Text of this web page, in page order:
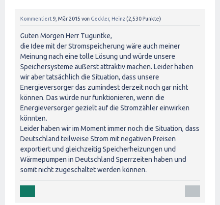
Kommentiert 9, Mär 2015 von Geckler, Heinz (2,530 Punkte)
Guten Morgen Herr Tuguntke,
die Idee mit der Stromspeicherung wäre auch meiner
Meinung nach eine tolle Lösung und würde unsere
Speichersysteme äußerst attraktiv machen. Leider haben
wir aber tatsächlich die Situation, dass unsere
Energieversorger das zumindest derzeit noch gar nicht
können. Das würde nur funktionieren, wenn die
Energieversorger gezielt auf die Stromzähler einwirken
könnten.
Leider haben wir im Moment immer noch die Situation, dass
Deutschland teilweise Strom mit negativen Preisen
exportiert und gleichzeitig Speicherheizungen und
Wärmepumpen in Deutschland Sperrzeiten haben und
somit nicht zugeschaltet werden können.